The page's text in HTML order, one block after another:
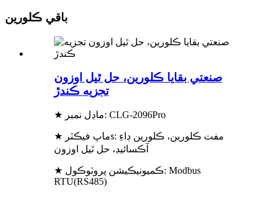
باقي ڪلورين
صنعتي بقايا ڪلورين، حل ٿيل اوزون
تجزيه ڪندڙ
★ ماڊل نمبر: CLG-2096Pro
★ ماپ فيڪٽرs: مفت ڪلورين، ڪلورين ڊاءِ
آڪسائيڊ، حل ٿيل اوزون
★ ڪميونيڪيشن پروٽوڪول: Modbus
RTU(RS485)